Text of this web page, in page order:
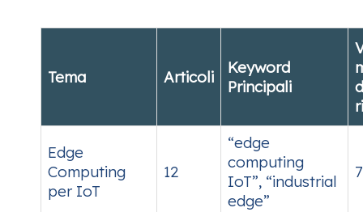
Tema Articoli
Keyword
Principali
Edge
Computing
per IoT
12
“edge
computing
IoT”, “industrial
edge”